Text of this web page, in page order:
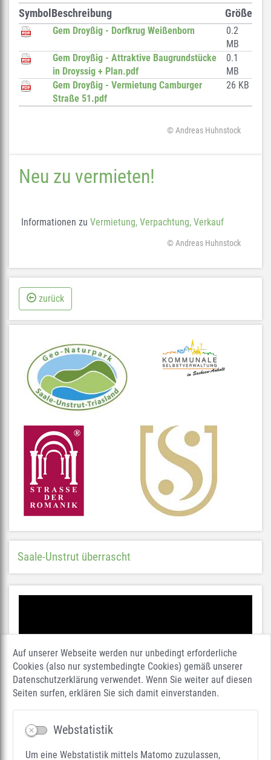
Auf unserer Webseite werden nur unbedingt erforderliche
Cookies (also nur systembedingte Cookies) gemäß unserer
Datenschutzerklärung verwendet. Wenn Sie weiter auf diesen
Seiten surfen, erklären Sie sich damit einverstanden.
Webstatistik
Um eine Webstatistik mittels Matomo zuzulassen,
Symbol Beschreibung Größe
Gem Droyßig - Dorfkrug Weißenborn
0.2
MB
Gem Droyßig - Attraktive Baugrundstücke
in Droyssig + Plan.pdf
0.1
MB
Gem Droyßig - Vermietung Camburger
Straße 51.pdf
26 KB
© Andreas Huhnstock
Neu zu vermieten!
Informationen zu Vermietung, Verpachtung, Verkauf
© Andreas Huhnstock
zurück
Saale-Unstrut überrascht